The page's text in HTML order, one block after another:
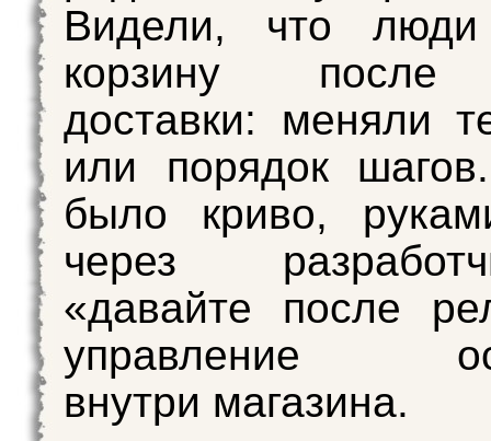
Видели, что люди
корзину после
доставки: меняли
или порядок
было криво,
через
«давайте после
управление
внутри магазина.